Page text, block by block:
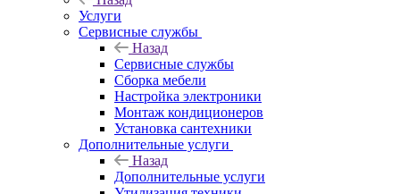
Услуги
Сервисные службы
Назад
Сервисные службы
Сборка мебели
Настройка электроники
Монтаж кондиционеров
Установка сантехники
Дополнительные услуги
Назад
Дополнительные услуги